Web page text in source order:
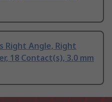
Right Angle, Right
18 Contact(s), 3.0 mm